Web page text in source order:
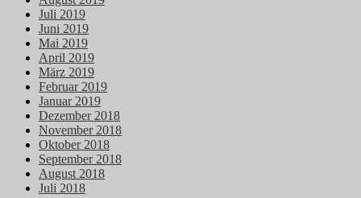
Juli 2019
Juni 2019
Mai 2019
April 2019
März 2019
Februar 2019
Januar 2019
Dezember 2018
November 2018
Oktober 2018
September 2018
August 2018
Juli 2018